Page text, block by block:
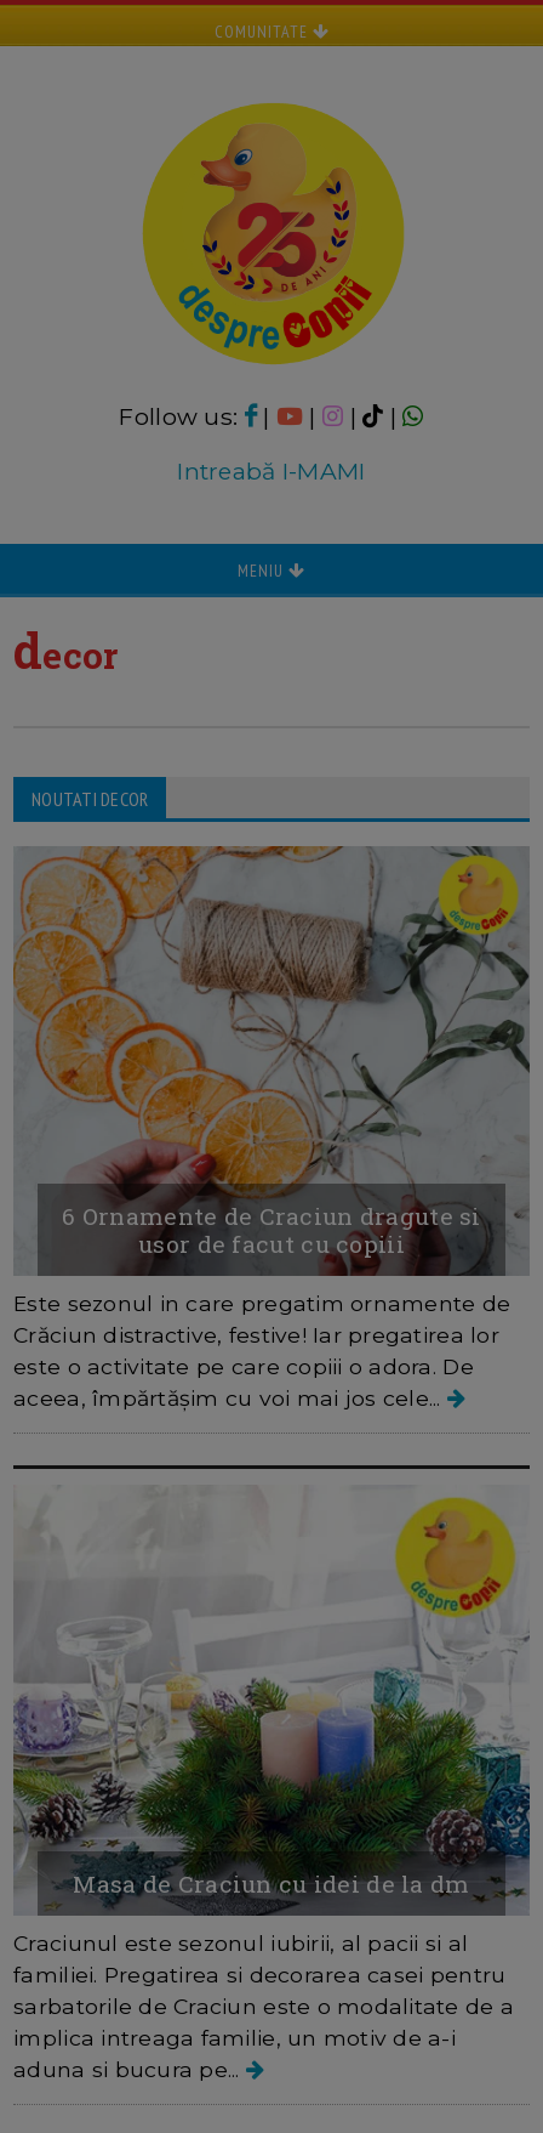
COMUNITATE
Follow us: | | |
|
Intreabă I-MAMI
MENIU
decor
NOUTATI DECOR
6 Ornamente de Craciun dragute si
usor de facut cu copiii
Este sezonul in care pregatim ornamente de
Crăciun distractive, festive! Iar pregatirea lor
este o activitate pe care copiii o adora. De
aceea, împărtășim cu voi mai jos cele...
Masa de Craciun cu idei de la dm
Craciunul este sezonul iubirii, al pacii si al
familiei. Pregatirea si decorarea casei pentru
sarbatorile de Craciun este o modalitate de a
implica intreaga familie, un motiv de a-i
aduna si bucura pe...